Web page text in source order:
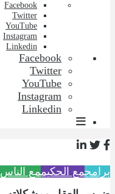
Facebook
Twitter
YouTube
Instagram
Linkedin
Facebook
Twitter
YouTube
Instagram
Linkedin
برامجمع الحكيممع الناس